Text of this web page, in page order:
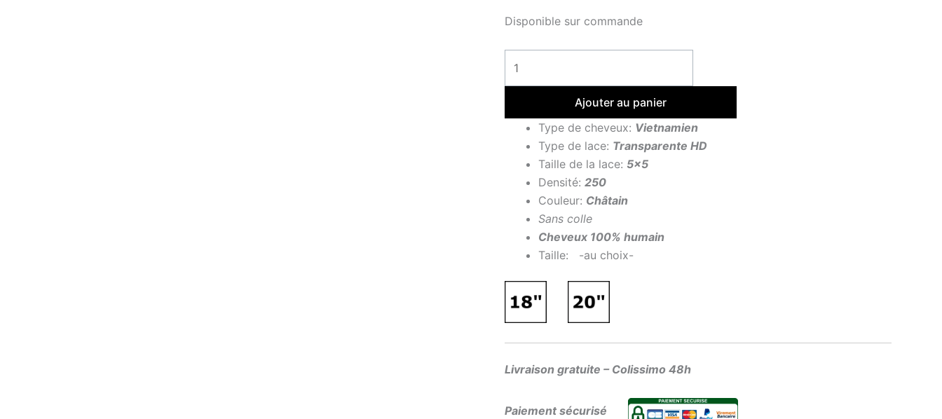
Disponible sur commande
Ajouter au panier
Type de cheveux: Vietnamien
Type de lace: Transparente HD
Taille de la lace: 5×5
Densité: 250
Couleur: Châtain
Sans colle
Cheveux 100% humain
Taille: -au choix-
Livraison gratuite – Colissimo 48h
Paiement sécurisé